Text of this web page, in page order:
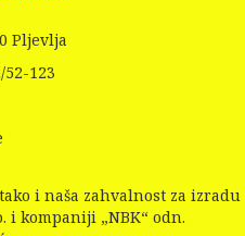
Pljevlja
52-123
i naša zahvalnost za izradu
i kompaniji „NBK“ odn.